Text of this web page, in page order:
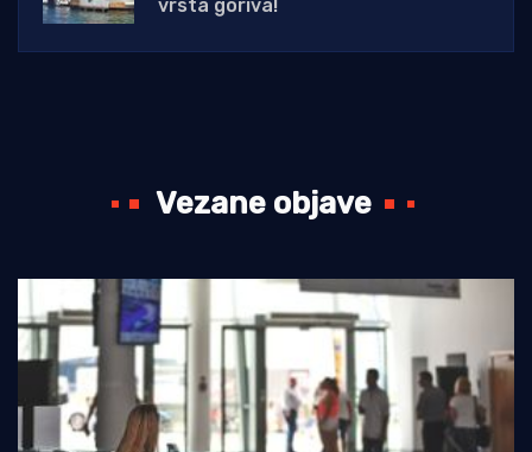
vrsta goriva!
Vezane objave